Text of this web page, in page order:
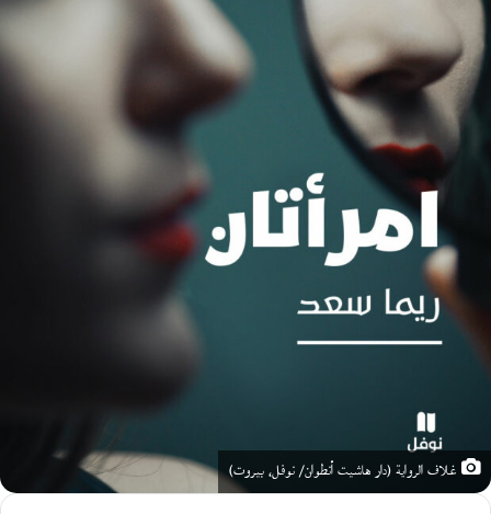
غلاف الرواية (دار هاشيت أنطوان/ نوفل، بيروت)